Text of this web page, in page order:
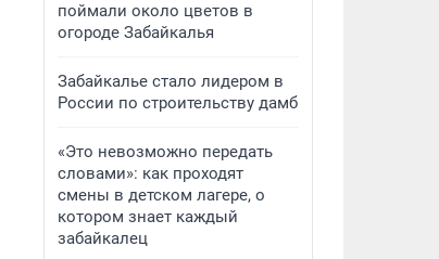
поймали около цветов в
огороде Забайкалья
Забайкалье стало лидером в
России по строительству дамб
«Это невозможно передать
словами»: как проходят
смены в детском лагере, о
котором знает каждый
забайкалец